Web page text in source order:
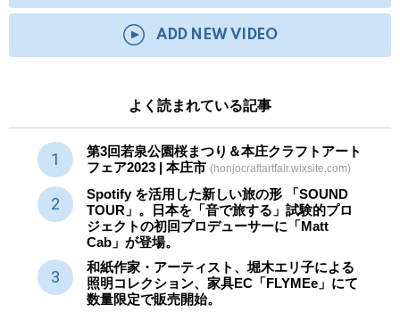
ADD NEW VIDEO
よく読まれている記事
第3回若泉公園桜まつり＆本庄クラフトアート
フェア2023 | 本庄市 (honjocraftartfair.wixsite.com)
Spotify を活用した新しい旅の形 「SOUND
TOUR」。日本を「音で旅する」試験的プロ
ジェクトの初回プロデューサーに「Matt
Cab」が登場。
和紙作家・アーティスト、堀木エリ子による
照明コレクション、家具EC「FLYMEe」にて
数量限定で販売開始。